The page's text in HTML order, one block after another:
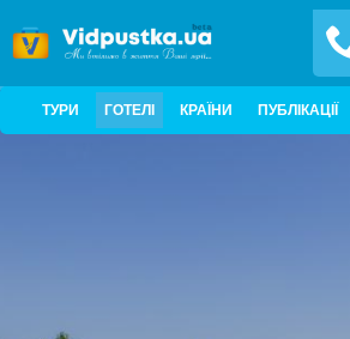
ТУРИ ГОТЕЛІ КРАЇНИ ПУБЛІКАЦІЇ